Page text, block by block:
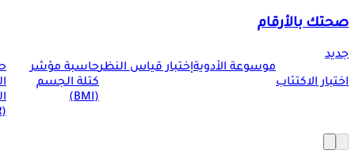
صحتك بالأرقام
جديد
اختبار الاكتئاب
موسوعة الأدويةإختبار قياس النظرحاسبة مؤشر
كتلة الجسم
(BMI)
(BMR)